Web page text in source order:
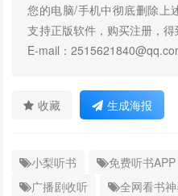
您的电脑/手机中彻底删除上
支持正版软件，购买注册，
E-mail：
收藏 生成海报
小梨听书 免费听书APP
广播剧收听
全网看书